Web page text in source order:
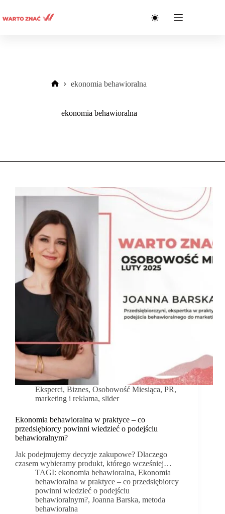
treści
ekonomia behawioralna
ekonomia behawioralna
Eksperci, Biznes, Osobowość Miesiąca, PR,
marketing i reklama, slider
Ekonomia behawioralna w praktyce – co
przedsiębiorcy powinni wiedzieć o podejściu
behawioralnym?
Jak podejmujemy decyzje zakupowe? Dlaczego
czasem wybieramy produkt, którego wcześniej…
TAGI: ekonomia behawioralna,Ekonomia
behawioralna w praktyce – co przedsiębiorcy
powinni wiedzieć o podejściu
behawioralnym?, Joanna Barska, metoda
behawioralna